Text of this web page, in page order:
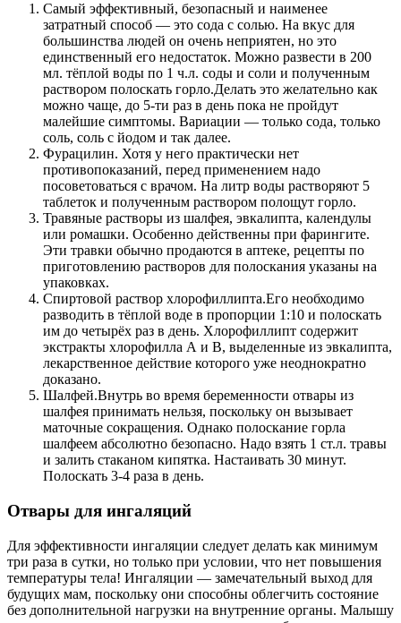
Самый эффективный, безопасный и наименее
затратный способ — это сода с солью. На вкус для
большинства людей он очень неприятен, но это
единственный его недостаток. Можно развести в 200
мл. тёплой воды по 1 ч.л. соды и соли и полученным
раствором полоскать горло.Делать это желательно как
можно чаще, до 5-ти раз в день пока не пройдут
малейшие симптомы. Вариации — только сода, только
соль, соль с йодом и так далее.
Фурацилин. Хотя у него практически нет
противопоказаний, перед применением надо
посоветоваться с врачом. На литр воды растворяют 5
таблеток и полученным раствором полощут горло.
Травяные растворы из шалфея, эвкалипта, календулы
или ромашки. Особенно действенны при фарингите.
Эти травки обычно продаются в аптеке, рецепты по
приготовлению растворов для полоскания указаны на
упаковках.
Спиртовой раствор хлорофиллипта.Его необходимо
разводить в тёплой воде в пропорции 1:10 и полоскать
им до четырёх раз в день. Хлорофиллипт содержит
экстракты хлорофилла А и В, выделенные из эвкалипта,
лекарственное действие которого уже неоднократно
доказано.
Шалфей.Внутрь во время беременности отвары из
шалфея принимать нельзя, поскольку он вызывает
маточные сокращения. Однако полоскание горла
шалфеем абсолютно безопасно. Надо взять 1 ст.л. травы
и залить стаканом кипятка. Настаивать 30 минут.
Полоскать 3-4 раза в день.
Отвары для ингаляций
Для эффективности ингаляции следует делать как минимум
три раза в сутки, но только при условии, что нет повышения
температуры тела! Ингаляции — замечательный выход для
будущих мам, поскольку они способны облегчить состояние
без дополнительной нагрузки на внутренние органы. Малышу